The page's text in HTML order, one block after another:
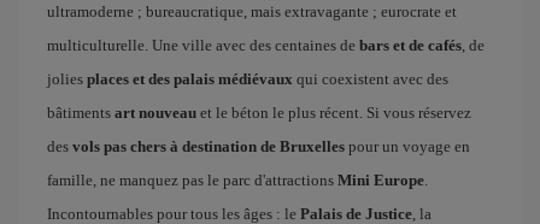
ultramoderne ; bureaucratique, mais extravagante ; eurocrate et
multiculturelle. Une ville avec des centaines de bars et de cafés, de
jolies places et des palais médiévaux qui coexistent avec des
bâtiments art nouveau et le béton le plus récent. Si vous réservez
des vols pas chers à destination de Bruxelles pour un voyage en
famille, ne manquez pas le parc d'attractions Mini Europe.
Incontournables pour tous les âges : le Palais de Justice, la